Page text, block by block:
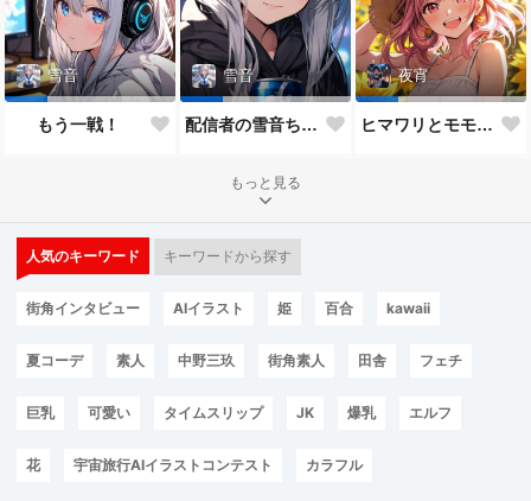
雪音
もう一戦！
雪音
配信者の雪音ちゃん
夜宵
ヒマワリとモモちゃん♥
もっと見る
人気のキーワード キーワードから探す
街角インタビュー AIイラスト 姫 百合 kawaii
夏コーデ 素人 中野三玖 街角素人 田舎 フェチ
巨乳 可愛い タイムスリップ JK 爆乳 エルフ
花 宇宙旅行AIイラストコンテスト カラフル